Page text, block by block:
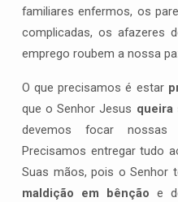
familiares enfermos, os
complicadas, os afazeres
emprego roubem a nossa
O que precisamos é estar
que o Senhor Jesus queira
devemos focar nossas
Precisamos entregar tudo
Suas mãos, pois o Senhor
maldição em bênção e